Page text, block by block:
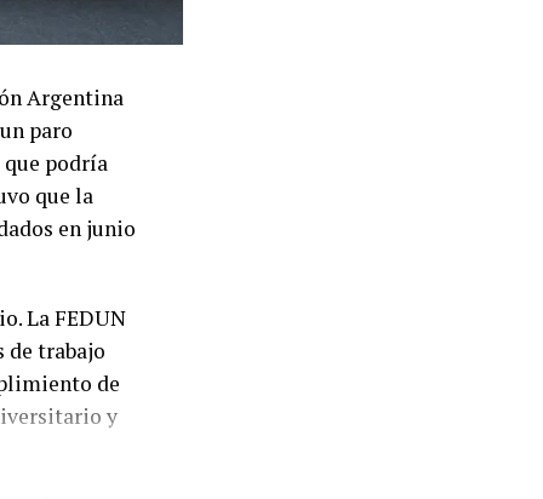
Argentina
paro
podría
que la
en junio
La FEDUN
de trabajo
de
y